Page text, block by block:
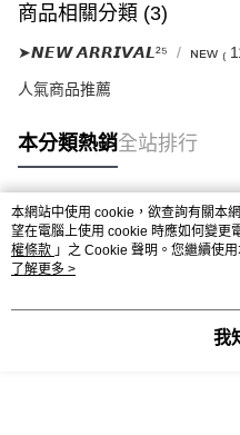
商品相關分類 (3)
➤𝙉𝙀𝙒 𝘼𝙍𝙍𝙄𝙑𝘼𝙇²⁵ ɴᴇᴡ ₍
人氣商品推薦
本分類熱銷全站排行
熱門標籤
本網站中使用 cookie，欲查詢有關本
望在電腦上使用 cookie 時應如何變更
權條款 」之 Cookie 聲明。您繼續使
用條款之 Cookie 聲明使用 cookie。
了解更多 >
我